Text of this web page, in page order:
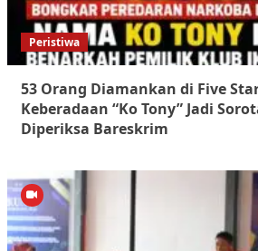
Peristiwa
53 Orang Diamankan di Five
Keberadaan “Ko Tony” Jadi
Diperiksa Bareskrim